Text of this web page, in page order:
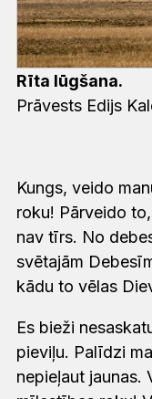
Rīta lūgšana.
Prāvests Edijs
Kungs, veido
roku! Pārveido
nav tīrs. No
svētajām
kādu to vēlas
Es bieži
pieviļu. Palīdzi
nepieļaut jaunas.